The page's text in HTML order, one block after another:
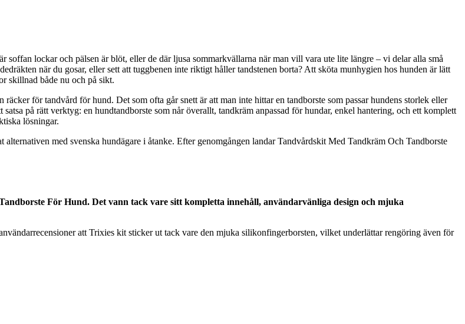
lockar och pälsen är blöt, eller de där ljusa sommarkvällarna när man vill vara ute lite längre – vi delar alla små
när du gosar, eller sett att tuggbenen inte riktigt håller tandstenen borta? Att sköta munhygien hos hunden är lätt
skillnad både nu och på sikt.
för tandvård för hund. Det som ofta går snett är att man inte hittar en tandborste som passar hundens storlek eller
på rätt verktyg: en hundtandborste som når överallt, tandkräm anpassad för hundar, enkel hantering, och ett komplett
lösningar.
med svenska hundägare i åtanke. Efter genomgången landar Tandvårdskit Med Tandkräm Och Tandborste
För Hund. Det vann tack vare sitt kompletta innehåll, användarvänliga design och mjuka
att Trixies kit sticker ut tack vare den mjuka silikonfingerborsten, vilket underlättar rengöring även för